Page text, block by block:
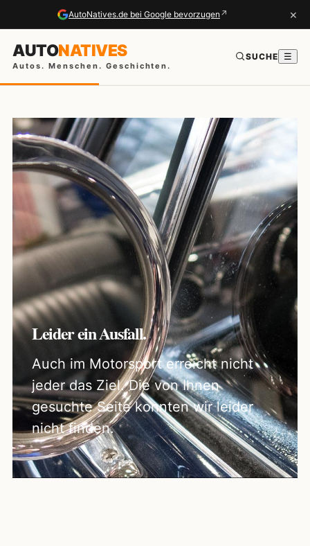
AutoNatives.de bei Google bevorzugen ↗ ×
AUTONATIVES
Autos. Menschen. Geschichten.
SUCHE ☰
Leider ein Ausfall.
Auch im Motorsport erreicht nicht
jeder das Ziel. Die von Ihnen
gesuchte Seite konnten wir leider
nicht finden.